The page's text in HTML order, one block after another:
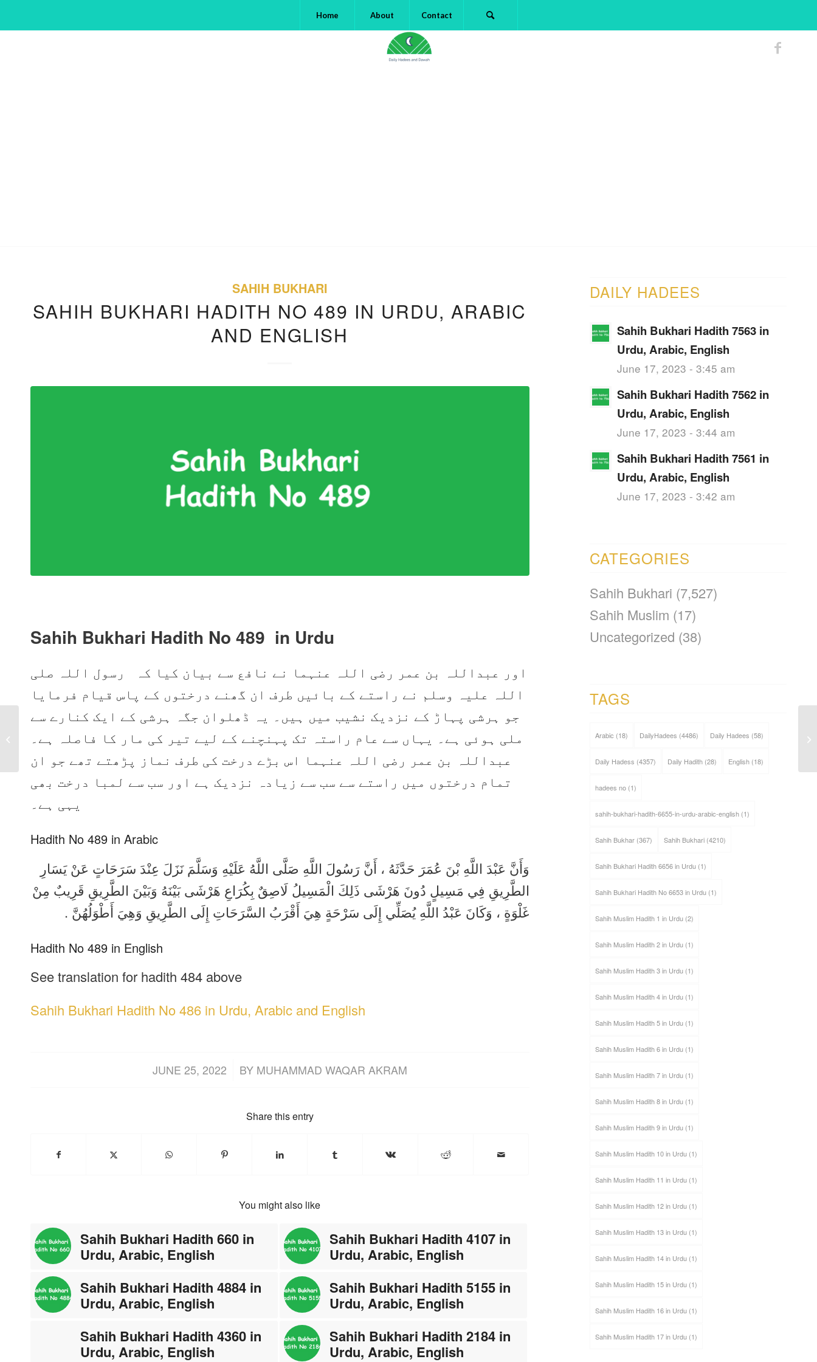
Home About Contact
SAHIH BUKHARI
SAHIH BUKHARI HADITH NO 489 IN URDU, ARABIC
AND ENGLISH
Sahih Bukhari Hadith No 489 in Urdu
اور عبداللہ بن عمر رضی اللہ عنہما نے نافع سے بیان کیا کہ رسول اللہ صلی
اللہ علیہ وسلم نے راستے کے بائیں طرف ان گھنے درختوں کے پاس قیام فرمایا
جو ہرشی پہاڑ کے نزدیک نشیب میں ہیں۔ یہ ڈھلوان جگہ ہرشی کے ایک کنارے سے
ملی ہوئی ہے۔ یہاں سے عام راستہ تک پہنچنے کے لیے تیر کی مار کا فاصلہ ہے۔
عبداللہ بن عمر رضی اللہ عنہما اس بڑے درخت کی طرف نماز پڑھتے تھے جو ان
تمام درختوں میں راستے سے سب سے زیادہ نزدیک ہے اور سب سے لمبا درخت بھی
یہی ہے۔
Hadith No 489 in Arabic
وَأَنَّ عَبْدَ اللَّهِ بْنَ عُمَرَ حَدَّثَهُ ، أَنَّ رَسُولَ اللَّهِ صَلَّى اللَّهُ عَلَيْهِ وَسَلَّمَ نَزَلَ عِنْدَ سَرَحَاتٍ عَنْ يَسَارِ
الطَّرِيقِ فِي مَسِيلٍ دُونَ هَرْشَى ذَلِكَ الْمَسِيلُ لَاصِقٌ بِكُرَاعِ هَرْشَى بَيْنَهُ وَبَيْنَ الطَّرِيقِ قَرِيبٌ مِنْ
غَلْوَةٍ ، وَكَانَ عَبْدُ اللَّهِ يُصَلِّي إِلَى سَرْحَةٍ هِيَ أَقْرَبُ السَّرَحَاتِ إِلَى الطَّرِيقِ وَهِيَ أَطْوَلُهُنَّ .
Hadith No 489 in English
See translation for hadith 484 above
Sahih Bukhari Hadith No 486 in Urdu, Arabic and English
JUNE 25, 2022
/ BY MUHAMMAD WAQAR AKRAM
Share this entry
You might also like
Sahih Bukhari Hadith 660 in
Urdu, Arabic, English
Sahih Bukhari Hadith 4107 in
Urdu, Arabic, English
Sahih Bukhari Hadith 4884 in
Urdu, Arabic, English
Sahih Bukhari Hadith 5155 in
Urdu, Arabic, English
Sahih Bukhari Hadith 4360 in
Urdu, Arabic, English
Sahih Bukhari Hadith 2184 in
Urdu, Arabic, English
DAILY HADEES
Sahih Bukhari Hadith 7563 in
Urdu, Arabic, English
June 17, 2023 - 3:45 am
Sahih Bukhari Hadith 7562 in
Urdu, Arabic, English
June 17, 2023 - 3:44 am
Sahih Bukhari Hadith 7561 in
Urdu, Arabic, English
June 17, 2023 - 3:42 am
CATEGORIES
Sahih Bukhari (7,527)
Sahih Muslim (17)
Uncategorized (38)
TAGS
Arabic (18) DailyHadees (4486) Daily Hadees (58)
Daily Hadess (4357) Daily Hadith(28) English(18)
hadees no(1)
sahih-bukhari-hadith-6655-in-urdu-arabic-english(1)
Sahih Bukhar(367) Sahih Bukhari(4210)
Sahih Bukhari Hadith 6656 in Urdu(1)
Sahih Bukhari Hadith No 6653 in Urdu(1)
Sahih Muslim Hadith 1 in Urdu(2)
Sahih Muslim Hadith 2 in Urdu(1)
Sahih Muslim Hadith 3 in Urdu(1)
Sahih Muslim Hadith 4 in Urdu(1)
Sahih Muslim Hadith 5 in Urdu(1)
Sahih Muslim Hadith 6 in Urdu(1)
Sahih Muslim Hadith 7 in Urdu(1)
Sahih Muslim Hadith 8 in Urdu(1)
Sahih Muslim Hadith 9 in Urdu(1)
Sahih Muslim Hadith 10 in Urdu(1)
Sahih Muslim Hadith 11 in Urdu(1)
Sahih Muslim Hadith 12 in Urdu(1)
Sahih Muslim Hadith 13 in Urdu(1)
Sahih Muslim Hadith 14 in Urdu(1)
Sahih Muslim Hadith 15 in Urdu(1)
Sahih Muslim Hadith 16 in Urdu(1)
Sahih Muslim Hadith 17 in Urdu(1)
Sahih Bukhari Hadith
No 488 in Urdu, Arabic